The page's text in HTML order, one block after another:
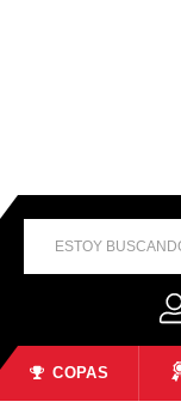
COPAS